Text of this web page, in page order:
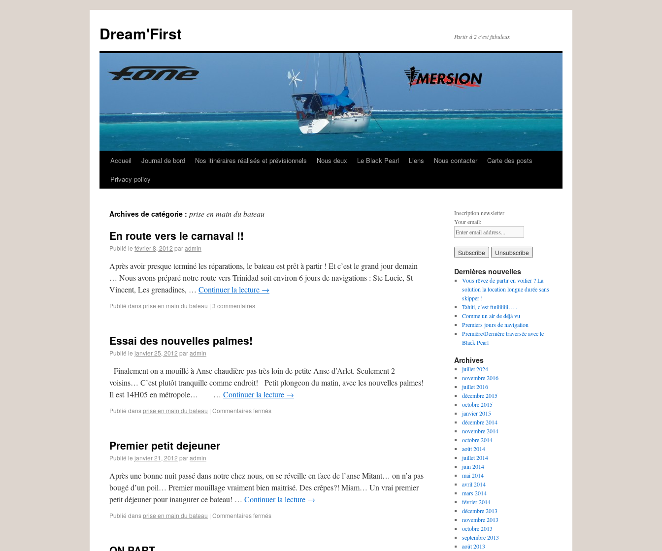
Dream'First Partir à 2 c'est fabuleux
Accueil Journal de bord Nos itinéraires réalisés et prévisionnels Nous deux Le Black Pearl Liens Nous contacter
Carte des posts
Privacy policy
Archives de catégorie : prise en main du bateau
En route vers le carnaval !!
Publié le février 8, 2012 paradmin
Après avoir presque terminé les réparations, le bateau est prêt à partir ! Et c’est le grand jour demain
… Nous avons préparé notre route vers Trinidad soit environ 6 jours de navigations : Ste Lucie, St
Vincent, Les grenadines, … Continuer la lecture →
Publié dansprise en main du bateau | 3 commentaires
Essai des nouvelles palmes!
Publié le janvier 25, 2012 paradmin
Finalement on a mouillé à Anse chaudière pas très loin de petite Anse d’Arlet. Seulement 2
voisins… C’est plutôt tranquille comme endroit! Petit plongeon du matin, avec les nouvelles palmes!
Il est 14H05 en métropole… … Continuer la lecture →
Publié dansprise en main du bateau | Commentaires fermés
Premier petit dejeuner
Publié le janvier 21, 2012 paradmin
Après une bonne nuit passé dans notre chez nous, on se réveille en face de l’anse Mitant… on n’a pas
bougé d’un poil… Premier mouillage vraiment bien maitrisé. Des crêpes?! Miam… Un vrai premier
petit déjeuner pour inaugurer ce bateau! … Continuer la lecture →
Publié dansprise en main du bateau | Commentaires fermés
Inscription newsletter
Your email:
Dernières nouvelles
Vous rêvez de partir en voilier ? La
solution la location longue durée sans
skipper !
Tahiti, c’est finiiiiiiii…..
Comme un air de déjà vu
Premiers jours de navigation
Première/Dernière traversée avec le
Black Pearl
Archives
juillet 2024
novembre 2016
juillet 2016
décembre 2015
octobre 2015
janvier 2015
décembre 2014
novembre 2014
octobre 2014
août 2014
juillet 2014
juin 2014
mai 2014
avril 2014
mars 2014
février 2014
décembre 2013
novembre 2013
octobre 2013
septembre 2013
août 2013